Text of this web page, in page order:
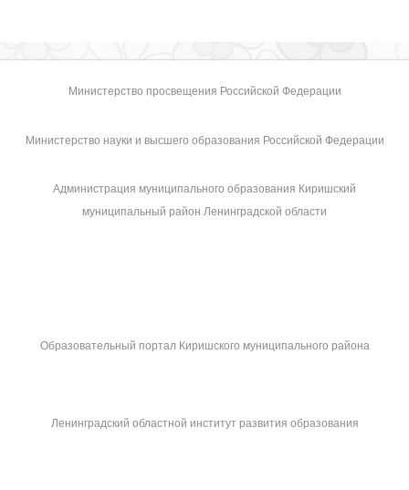
Министерство просвещения Российской Федерации
Министерство науки и высшего образования Российской Федерации
Администрация муниципального образования Киришский
муниципальный район Ленинградской области
Образовательный портал Киришского муниципального района
Ленинградский областной институт развития образования